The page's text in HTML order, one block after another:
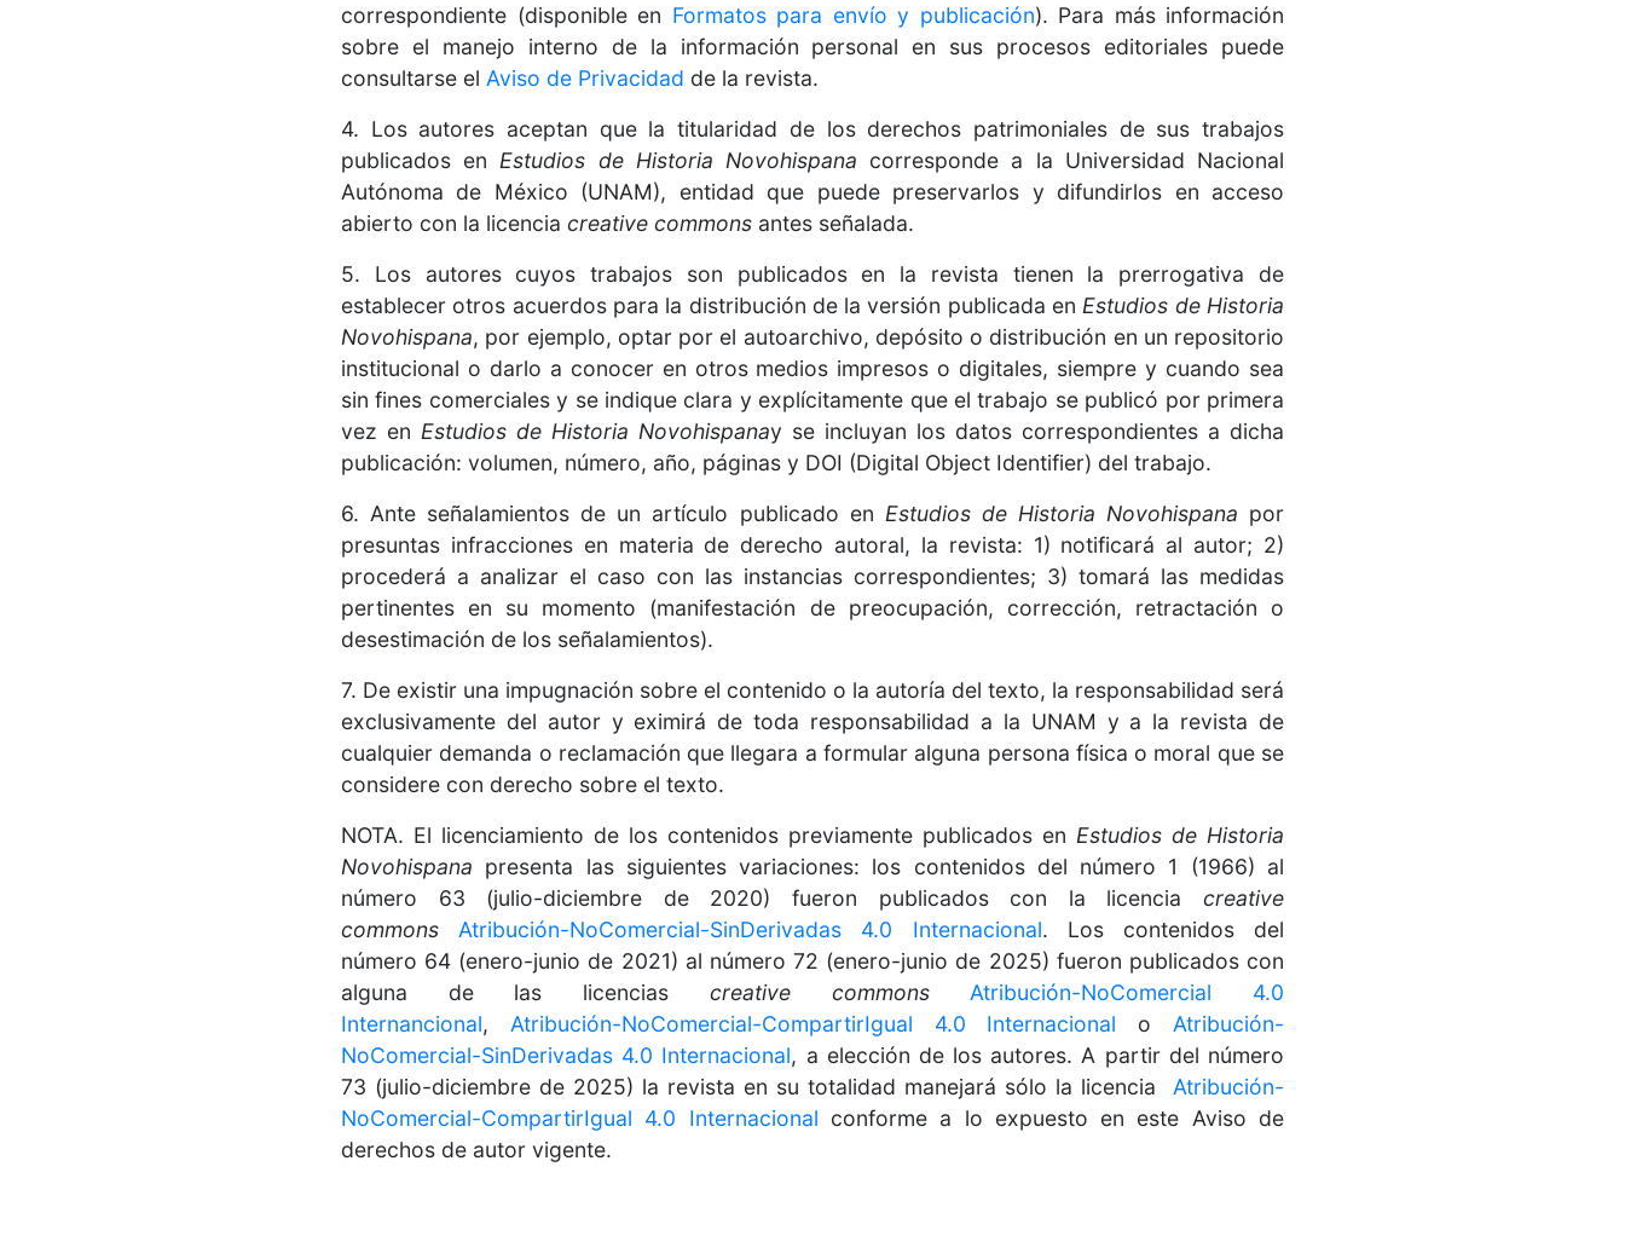
correspondiente (disponible en Formatos para envío y publicación). Para más información
sobre el manejo interno de la información personal en sus procesos editoriales puede
consultarse el Aviso de Privacidad de la revista.
4. Los autores aceptan que la titularidad de los derechos patrimoniales de sus trabajos
publicados enEstudios de Historia Novohispana corresponde a la Universidad Nacional
Autónoma de México (UNAM), entidad que puede preservarlos y difundirlos en acceso
abierto con la licencia creative commons antes señalada.
5. Los autores cuyos trabajos son publicados en la revista tienen la prerrogativa de
establecer otros acuerdos para la distribución de la versión publicada enEstudios de Historia
Novohispana, por ejemplo, optar por el autoarchivo, depósito o distribución en un repositorio
institucional o darlo a conocer en otros medios impresos o digitales, siempre y cuando sea
sin fines comerciales y se indique clara y explícitamente que el trabajo se publicó por primera
vez en Estudios de Historia Novohispanay se incluyan los datos correspondientes a dicha
publicación: volumen, número, año, páginas y DOI (Digital Object Identifier) del trabajo.
6. Ante señalamientos de un artículo publicado en Estudios de Historia Novohispana por
presuntas infracciones en materia de derecho autoral, la revista: 1) notificará al autor; 2)
procederá a analizar el caso con las instancias correspondientes; 3) tomará las medidas
pertinentes en su momento (manifestación de preocupación, corrección, retractación o
desestimación de los señalamientos).
7. De existir una impugnación sobre el contenido o la autoría del texto, la responsabilidad será
exclusivamente del autor y eximirá de toda responsabilidad a la UNAM y a la revista de
cualquier demanda o reclamación que llegara a formular alguna persona física o moral que se
considere con derecho sobre el texto.
NOTA. El licenciamiento de los contenidos previamente publicados en Estudios de Historia
Novohispana presenta las siguientes variaciones: los contenidos del número 1 (1966) al
número 63 (julio-diciembre de 2020) fueron publicados con la licencia creative
commons
Atribución-NoComercial-SinDerivadas 4.0 Internacional. Los contenidos del
número 64 (enero-junio de 2021) al número 72 (enero-junio de 2025) fueron publicados con
alguna de las licencias creative commons
Atribución-NoComercial 4.0
Internancional, Atribución-NoComercial-CompartirIgual 4.0 Internacional oAtribución-
NoComercial-SinDerivadas 4.0 Internacional, a elección de los autores. A partir del número
73 (julio-diciembre de 2025) la revista en su totalidad manejará sólo la licencia Atribución-
NoComercial-CompartirIgual 4.0 Internacional conforme a lo expuesto en este Aviso de
derechos de autor vigente.